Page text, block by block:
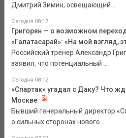
Дмитрий Зимин, освещающий ...
Сегодня 08:17
Григорян — о возможном
«Галатасарай»: «На мой взгляд,
Российский тренер Александр
заявил, что потенциальный ...
Сегодня 08:12
«Спартак» угадал с Даку? Что
Москве
Бывший генеральный директор
о сильных сторонах нового ...